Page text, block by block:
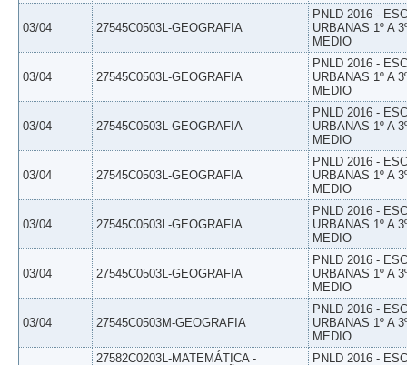
03/04 27545C0503L-GEOGRAFIA
PNLD 2016 -
URBANAS 1º A
MEDIO
03/04 27545C0503L-GEOGRAFIA
PNLD 2016 -
URBANAS 1º A
MEDIO
03/04 27545C0503L-GEOGRAFIA
PNLD 2016 -
URBANAS 1º A
MEDIO
03/04 27545C0503L-GEOGRAFIA
PNLD 2016 -
URBANAS 1º A
MEDIO
03/04 27545C0503L-GEOGRAFIA
PNLD 2016 -
URBANAS 1º A
MEDIO
03/04 27545C0503L-GEOGRAFIA
PNLD 2016 -
URBANAS 1º A
MEDIO
03/04 27545C0503M-GEOGRAFIA
PNLD 2016 -
URBANAS 1º A
MEDIO
27582C0203L-MATEMÁTICA -
PNLD 2016 -